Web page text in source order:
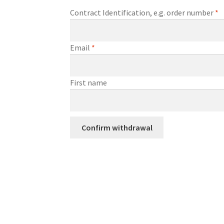
Contract Identification, e.g. order number *
Email *
E
First name
Confirm withdrawal